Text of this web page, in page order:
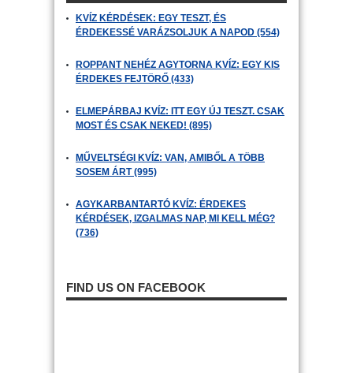
KVÍZ KÉRDÉSEK: EGY TESZT, ÉS
ÉRDEKESSÉ VARÁZSOLJUK A NAPOD (554)
ROPPANT NEHÉZ AGYTORNA KVÍZ: EGY KIS
ÉRDEKES FEJTÖRŐ (433)
ELMEPÁRBAJ KVÍZ: ITT EGY ÚJ TESZT. CSAK
MOST ÉS CSAK NEKED! (895)
MŰVELTSÉGI KVÍZ: VAN, AMIBŐL A TÖBB
SOSEM ÁRT (995)
AGYKARBANTARTÓ KVÍZ: ÉRDEKES
KÉRDÉSEK, IZGALMAS NAP, MI KELL MÉG?
(736)
FIND US ON FACEBOOK